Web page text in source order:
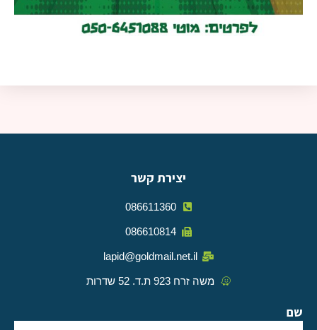
יצירת קשר
086611360
086610814
lapid@goldmail.net.il
משה זרח 923 ת.ד. 52 שדרות
שם